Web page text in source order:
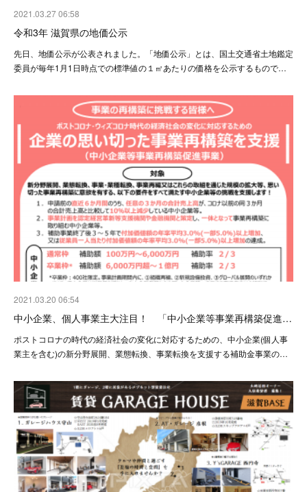
2021.03.27 06:58
令和3年 滋賀県の地価公示
先日、地価公示が公表されました。「地価公示」とは、国土交通省土地鑑定
委員が毎年1月1日時点での標準値の１㎡あたりの価格を公示するもので…
2021.03.20 06:54
中小企業、個人事業主大注目！ 「中小企業等事業再構築促進…
ポストコロナの時代の経済社会の変化に対応するための、中小企業(個人事
業主を含む)の新分野展開、業態転換、事業転換を支援する補助金事業の…